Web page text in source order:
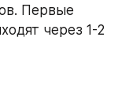
Первые
через 1-2